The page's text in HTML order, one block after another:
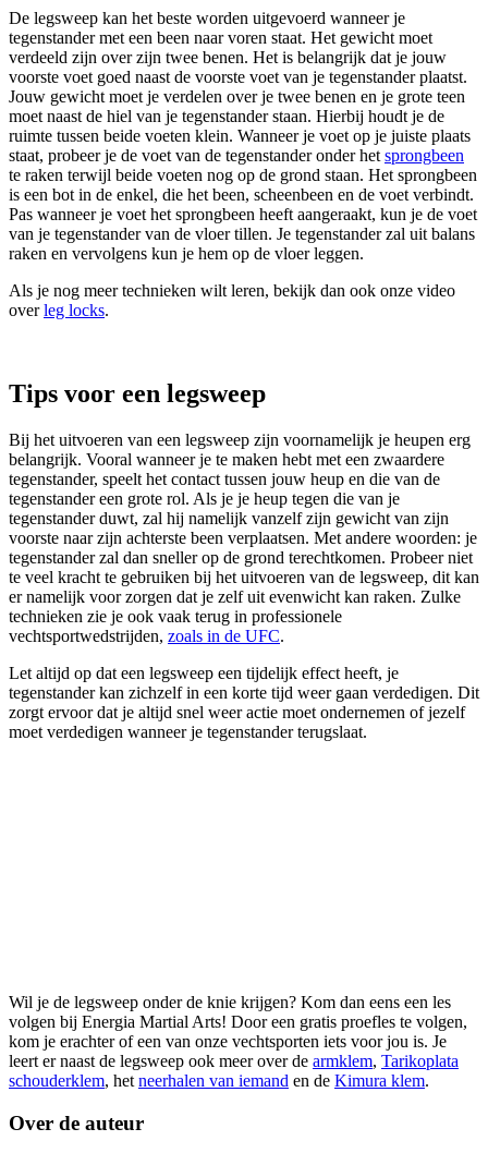
De legsweep kan het beste worden uitgevoerd wanneer je
tegenstander met een been naar voren staat. Het gewicht moet
verdeeld zijn over zijn twee benen. Het is belangrijk dat je jouw
voorste voet goed naast de voorste voet van je tegenstander plaatst.
Jouw gewicht moet je verdelen over je twee benen en je grote teen
moet naast de hiel van je tegenstander staan. Hierbij houdt je de
ruimte tussen beide voeten klein. Wanneer je voet op je juiste plaats
staat, probeer je de voet van de tegenstander onder het sprongbeen
te raken terwijl beide voeten nog op de grond staan. Het sprongbeen
is een bot in de enkel, die het been, scheenbeen en de voet verbindt.
Pas wanneer je voet het sprongbeen heeft aangeraakt, kun je de voet
van je tegenstander van de vloer tillen. Je tegenstander zal uit balans
raken en vervolgens kun je hem op de vloer leggen.
Als je nog meer technieken wilt leren, bekijk dan ook onze video
overleg locks.
Tips voor een legsweep
Bij het uitvoeren van een legsweep zijn voornamelijk je heupen erg
belangrijk. Vooral wanneer je te maken hebt met een zwaardere
tegenstander, speelt het contact tussen jouw heup en die van de
tegenstander een grote rol. Als je je heup tegen die van je
tegenstander duwt, zal hij namelijk vanzelf zijn gewicht van zijn
voorste naar zijn achterste been verplaatsen. Met andere woorden: je
tegenstander zal dan sneller op de grond terechtkomen. Probeer niet
te veel kracht te gebruiken bij het uitvoeren van de legsweep, dit kan
er namelijk voor zorgen dat je zelf uit evenwicht kan raken. Zulke
technieken zie je ook vaak terug in professionele
vechtsportwedstrijden, zoals in de UFC.
Let altijd op dat een legsweep een tijdelijk effect heeft, je
tegenstander kan zichzelf in een korte tijd weer gaan verdedigen. Dit
zorgt ervoor dat je altijd snel weer actie moet ondernemen of jezelf
moet verdedigen wanneer je tegenstander terugslaat.
Wil je de legsweep onder de knie krijgen? Kom dan eens een les
volgen bij Energia Martial Arts! Door een gratis proefles te volgen,
kom je erachter of een van onze vechtsporten iets voor jou is. Je
leert er naast de legsweep ook meer over de armklem, Tarikoplata
schouderklem, het neerhalen van iemand en de Kimura klem.
Over de auteur